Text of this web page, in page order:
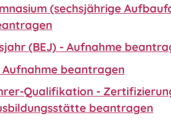
(sechsjährige
(BEJ) - Aufnahme
beantragen
Qualifikation -
beantragen